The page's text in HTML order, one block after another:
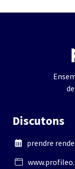
Discutons
prendre